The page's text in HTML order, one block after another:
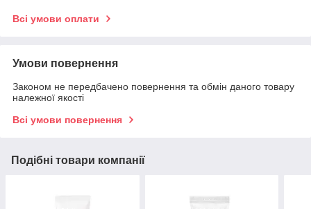
Всі умови оплати
Умови повернення
Законом не передбачено повернення та обмін даного товару
належної якості
Всі умови повернення
Подібні товари компанії